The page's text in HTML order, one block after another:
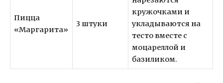
Пицца
«Маргарита»
3 штуки
кружочками и
укладываются на
тесто вместе с
моцареллой и
базиликом.